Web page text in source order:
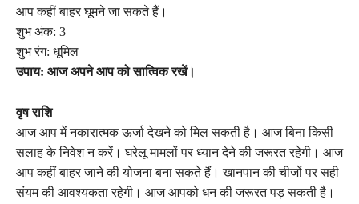
आप कहीं बाहर घूमने जा सकते हैं।
शुभ अंक: 3
शुभ रंग: धूमिल
उपाय: आज अपने आप को सात्विक रखें।
वृष राशि
आज आप में नकारात्मक ऊर्जा देखने को मिल सकती है। आज बिना किसी
सलाह के निवेश न करें। घरेलू मामलों पर ध्यान देने की जरूरत रहेगी। आज
आप कहीं बाहर जाने की योजना बना सकते हैं। खानपान की चीजों पर सही
संयम की आवश्यकता रहेगी। आज आपको धन की जरूरत पड़ सकती है।